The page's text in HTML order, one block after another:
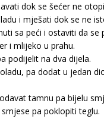
dok se šećer ne
i mješati dok se ne
sa peći i ostaviti da se
i mlijeko u prahu.
podijelit na dva dijela.
pa dodat u jedan
tamnu pa bijelu
pa poklopiti teglu.